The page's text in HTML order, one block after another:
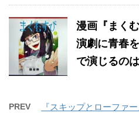
漫画『まく
演劇に青春
で演じるの
PREV
『スキップとローファ